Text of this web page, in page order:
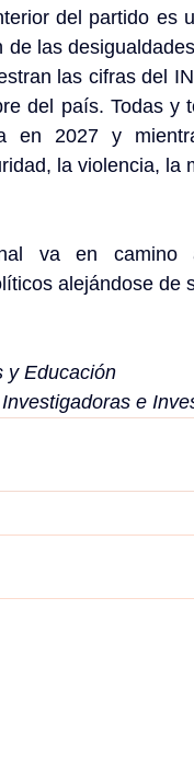
del partido es
las
las cifras del
del país. Todas y
en 2027 y
la violencia, la
va en
alejándose de
y Educación
e